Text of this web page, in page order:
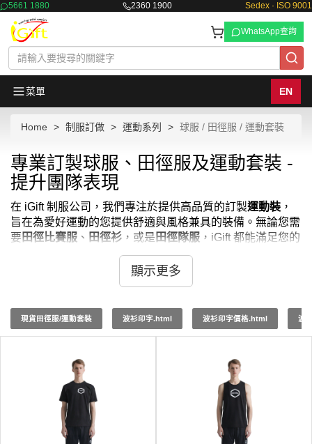
5661 1880 2360 1900 Sedex · ISO 9001
WhatsApp查詢
菜單 EN
Home 制服訂做 運動系列 球服 / 田徑服 / 運動套裝
專業訂製球服、田徑服及運動套裝 -
提升團隊表現
在 iGift 制服公司，我們專注於提供高品質的訂製運動裝 ，
旨在為愛好運動的您提供舒適與風格兼具的裝備。無論您需
要田徑比賽服 、 田徑衫 ，或是田徑隊服 ，iGift 都能滿足您的
運動套衫使用先進的面料，不僅透氣輕
便，還能提供出色的運動性能。我們也提供各式
的選擇。
客戶可以根據個人喜好訂製團體運動服的顏色、款式及功能
性細節，如透氣孔、反光條等，確保每套訂製運動裝都能滿
足您的專業需求。此外，加入個人或團隊標誌也是我們訂製
嗎？iGift 是您的最佳夥伴！
選擇 iGift 的訂製體育服
，無論是日常訓練還是專業比賽，
都能讓您在場上表現出色，充滿自信。立即聯繫我們，開始
您的訂製運動套裝之旅，與我們一起將您的運動表現推向新
高度。球服最少訂購量 -MOQ: 10件起 ； 價格：HKD80 /
顯示更多
現貨田徑服/運動套裝 波衫印字.html 波衫印字價格.html 波